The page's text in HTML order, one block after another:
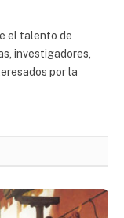
el talento de
investigadores,
por la